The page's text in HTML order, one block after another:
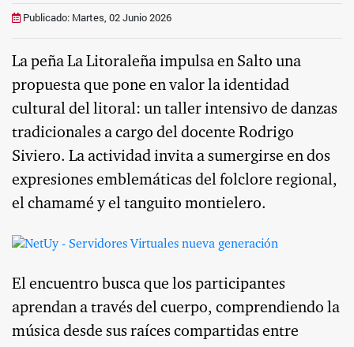
Publicado: Martes, 02 Junio 2026
La peña La Litoraleña impulsa en Salto una
propuesta que pone en valor la identidad
cultural del litoral: un taller intensivo de danzas
tradicionales a cargo del docente Rodrigo
Siviero. La actividad invita a sumergirse en dos
expresiones emblemáticas del folclore regional,
el chamamé y el tanguito montielero.
El encuentro busca que los participantes
aprendan a través del cuerpo, comprendiendo la
música desde sus raíces compartidas entre